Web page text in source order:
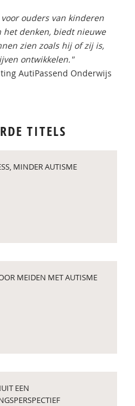
ouders van kinderen
het denken, biedt nieuwe
zien zoals hij of zij is,
ontwikkelen."
AutiPassend Onderwijs
TITELS
MINDER AUTISME
MEIDEN MET AUTISME
EEN